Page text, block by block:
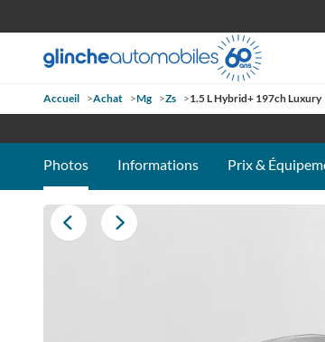
Accueil >Achat >Mg >Zs >1.5 L Hybrid+ 197ch Luxury
Photos Informations Prix &